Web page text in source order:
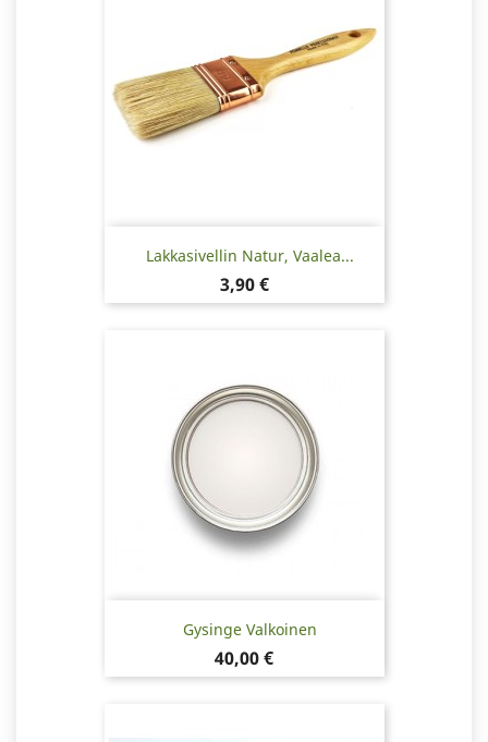
Lakkasivellin Natur, Vaalea...
Hinta
3,90 €
Gysinge Valkoinen
Hinta
40,00 €